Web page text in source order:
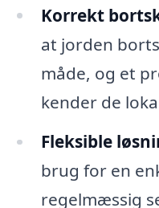
Korrekt
at jorden
måde, og et
kender de
Fleksible
brug for en
regelmæssig